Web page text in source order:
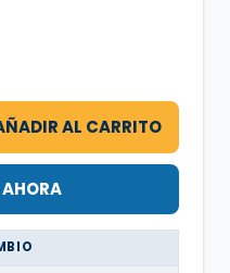
AL CARRITO